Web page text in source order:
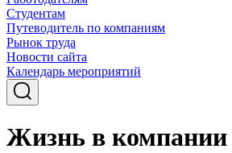
Студентам
Путеводитель по компаниям
Рынок труда
Новости сайта
Календарь мероприятий
Жизнь в компании